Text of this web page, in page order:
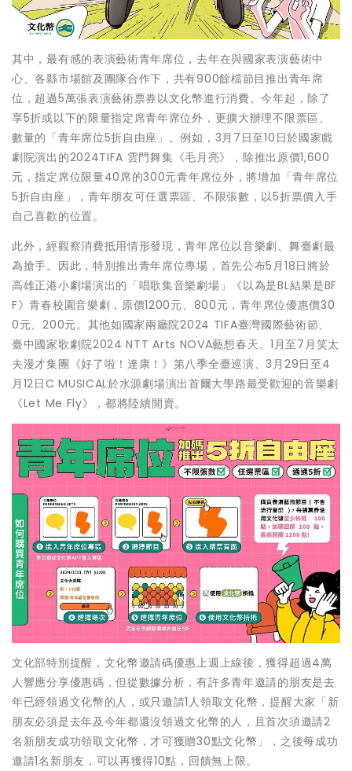
其中，最有感的表演藝術青年席位，去年在與國家表演藝術中
心、各縣市場館及團隊合作下，共有900餘檔節目推出青年席
位，超過5萬張表演藝術票券以文化幣進行消費。今年起，除了
享5折或以下的限量指定席青年席位外，更擴大辦理不限票區、
數量的「青年席位5折自由座」。例如，3月7日至10日於國家戲
劇院演出的2024TIFA 雲門舞集《毛月亮》，除推出原價1,600
元，指定席位限量40席的300元青年席位外，將增加「青年席位
5折自由座」，青年朋友可任選票區、不限張數，以5折票價入手
自己喜歡的位置。
此外，經觀察消費抵用情形發現，青年席位以音樂劇、舞臺劇最
為搶手。因此，特別推出青年席位專場，首先公布5月18日將於
高雄正港小劇場演出的「唱歌集音樂劇場」《以為是BL結果是BF
F》青春校園音樂劇，原價1200元、800元，青年席位優惠價30
0元、200元。其他如國家兩廳院2024 TIFA臺灣國際藝術節、
臺中國家歌劇院2024 NTT Arts NOVA藝想春天、1月至7月笑太
夫漫才集團《好了啦！達康！》第八季全臺巡演、3月29日至4
月12日C MUSICAL於水源劇場演出首爾大學路最受歡迎的音樂劇
《Let Me Fly》，都將陸續開賣。
文化部特別提醒，文化幣邀請碼優惠上週上線後，獲得超過4萬
人響應分享優惠碼，但從數據分析，有許多青年邀請的朋友是去
年已經領過文化幣的人，或只邀請1人領取文化幣，提醒大家「新
朋友必須是去年及今年都還沒領過文化幣的人，且首次須邀請2
名新朋友成功領取文化幣，才可獲贈30點文化幣」，之後每成功
邀請1名新朋友，可以再獲得10點，回饋無上限。